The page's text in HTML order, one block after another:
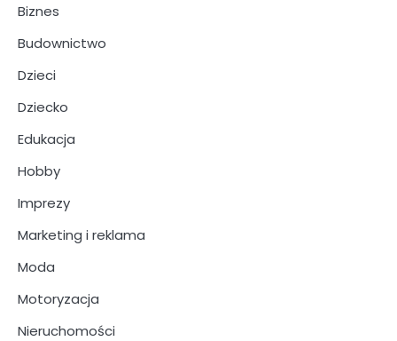
Biznes
Budownictwo
Dzieci
Dziecko
Edukacja
Hobby
Imprezy
Marketing i reklama
Moda
Motoryzacja
Nieruchomości